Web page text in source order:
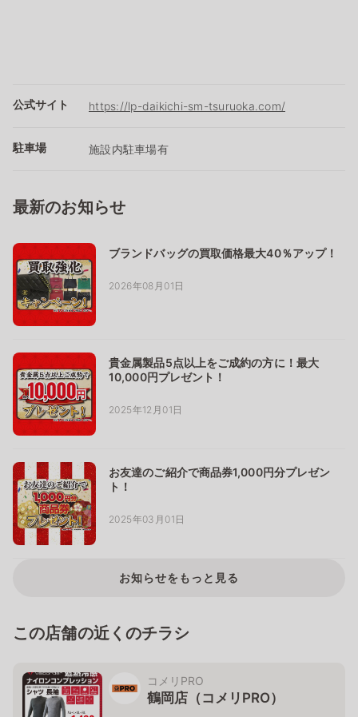
公式サイト https://lp-daikichi-sm-tsuruoka.com/
駐車場 施設内駐車場有
最新のお知らせ
ブランドバッグの買取価格最大40％アップ！
2026年08月01日
貴金属製品5点以上をご成約の方に！最大
10,000円プレゼント！
2025年12月01日
お友達のご紹介で商品券1,000円分プレゼン
ト！
2025年03月01日
お知らせをもっと見る
この店舗の近くのチラシ
コメリPRO
鶴岡店（コメリPRO）